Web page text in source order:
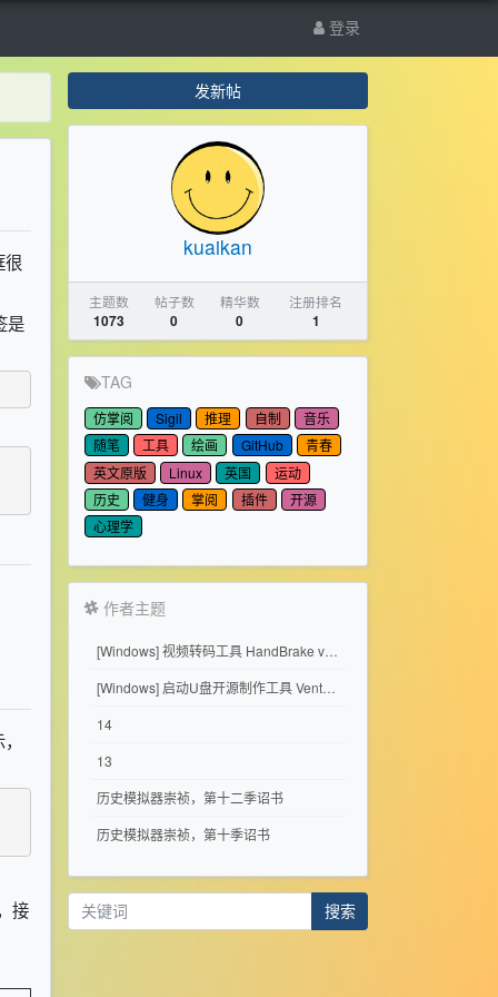
登录
很
是
接
发新帖
kuaikan
主题数
1073
帖子数
0
精华数
0
注册排名
1
TAG
仿掌阅 Sigil 推理 自制
音乐
随笔
工具 绘画 GitHub
青春
英文原版
Linux 英国
运动
历史
健身 掌阅 插件
开源
心理学
作者主题
[Windows] 视频转码工具 HandBrake v1.11.2
[Windows] 启动U盘开源制作工具 Ventoy 1.1.17
14
13
历史模拟器崇祯，第十二季诏书
历史模拟器崇祯，第十季诏书
搜索